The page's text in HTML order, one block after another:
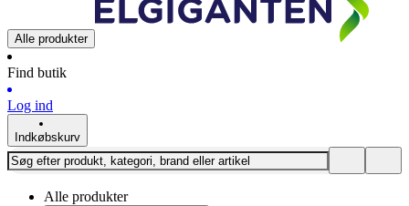
Alle produkter
Find butik
Log ind
Indkøbskurv
Alle produkter